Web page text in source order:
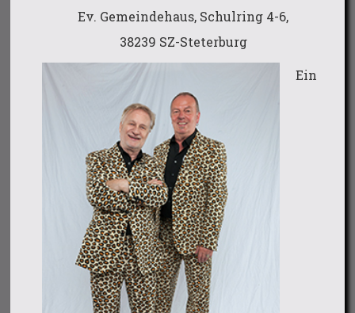
Ev. Gemeindehaus, Schulring 4-6,
38239 SZ-Steterburg
Ein